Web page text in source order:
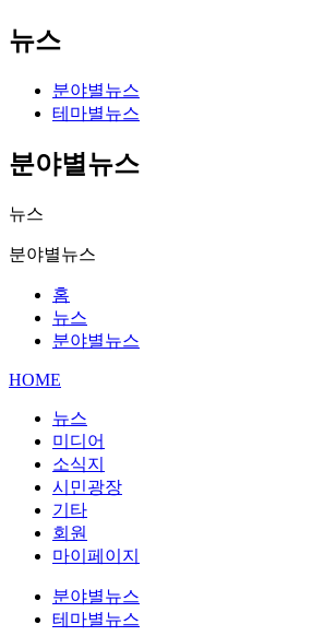
뉴스
분야별뉴스
테마별뉴스
분야별뉴스
뉴스
분야별뉴스
홈
뉴스
분야별뉴스
HOME
뉴스
미디어
소식지
시민광장
기타
회원
마이페이지
분야별뉴스
테마별뉴스